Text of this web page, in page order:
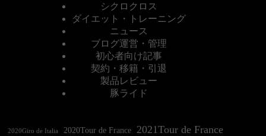
シクロクロス
ダイエット・トレーニング
ニュース
ブログ運営・管理
初心者向け記事
契約・移籍・引退
製品レビュー
豚ライド
2020Giro de Italia 2020Tour de France 2021Tour de France